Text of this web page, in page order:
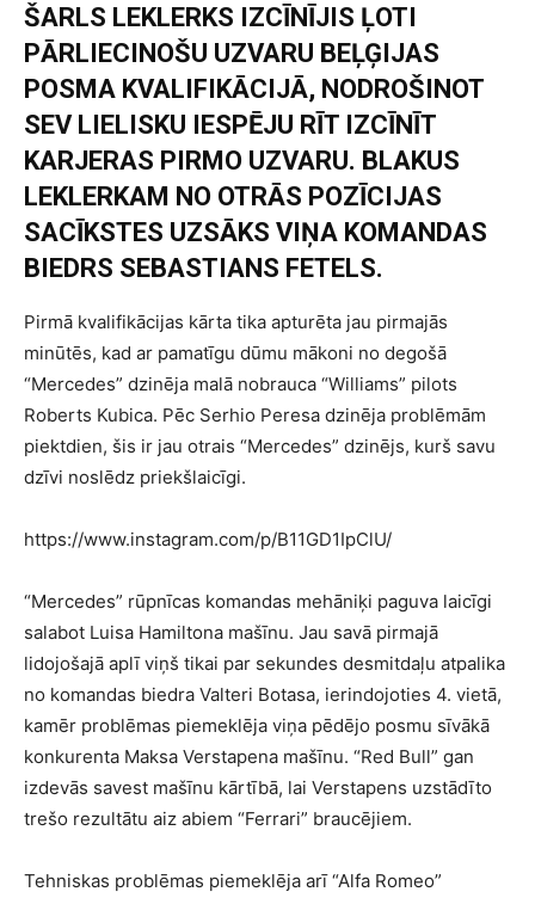
ŠARLS LEKLERKS IZCĪNĪJIS ĻOTI
PĀRLIECINOŠU UZVARU BEĻĢIJAS
POSMA KVALIFIKĀCIJĀ, NODROŠINOT
SEV LIELISKU IESPĒJU RĪT IZCĪNĪT
KARJERAS PIRMO UZVARU. BLAKUS
LEKLERKAM NO OTRĀS POZĪCIJAS
SACĪKSTES UZSĀKS VIŅA KOMANDAS
BIEDRS SEBASTIANS FETELS.
Pirmā kvalifikācijas kārta tika apturēta jau pirmajās
minūtēs, kad ar pamatīgu dūmu mākoni no degošā
“Mercedes” dzinēja malā nobrauca “Williams” pilots
Roberts Kubica. Pēc Serhio Peresa dzinēja problēmām
piektdien, šis ir jau otrais “Mercedes” dzinējs, kurš savu
dzīvi noslēdz priekšlaicīgi.
https://www.instagram.com/p/B11GD1IpClU/
“Mercedes” rūpnīcas komandas mehāniķi paguva laicīgi
salabot Luisa Hamiltona mašīnu. Jau savā pirmajā
lidojošajā aplī viņš tikai par sekundes desmitdaļu atpalika
no komandas biedra Valteri Botasa, ierindojoties 4. vietā,
kamēr problēmas piemeklēja viņa pēdējo posmu sīvākā
konkurenta Maksa Verstapena mašīnu. “Red Bull” gan
izdevās savest mašīnu kārtībā, lai Verstapens uzstādīto
trešo rezultātu aiz abiem “Ferrari” braucējiem.
Tehniskas problēmas piemeklēja arī “Alfa Romeo”